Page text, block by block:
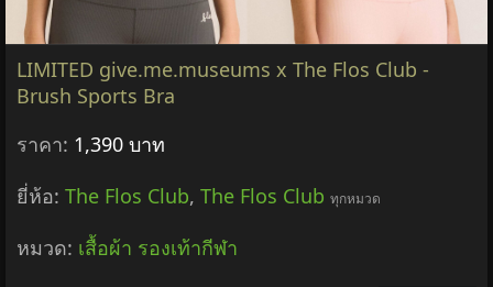
LIMITED give.me.museums x The Flos Club -
Brush Sports Bra
ราคา: 1,390 บาท
ยี่ห้อ: The Flos Club, The Flos Club ทุกหมวด
หมวด: เสื้อผ้า รองเท้ากีฬา